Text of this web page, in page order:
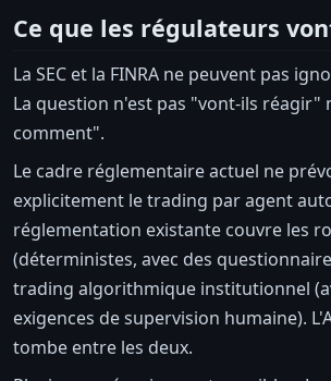
Ce que les régulateurs
La SEC et la FINRA ne peuvent pas
La question n'est pas "vont-ils réagir"
comment".
Le cadre réglementaire actuel ne
explicitement le trading par agent
réglementation existante couvre les
(déterministes, avec des
trading algorithmique institutionnel
exigences de supervision humaine).
tombe entre les deux.